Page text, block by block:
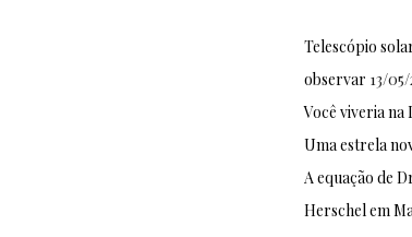
Telescópio
observar 13/05/
Você viveria na
Uma estrela
A equação de
Herschel em